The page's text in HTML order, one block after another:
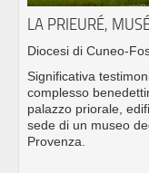
LA PRIEURÉ,
Diocesi di Cuneo-
Significativa
complesso
palazzo priorale,
sede di un museo
Provenza.